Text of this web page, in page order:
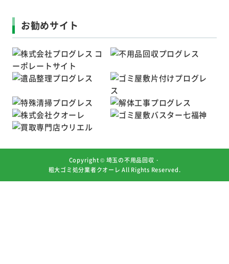
お勧めサイト
Copyright © 埼玉の不用品回収・
粗大ゴミ処分業者クオーレ All Rights Reserved.